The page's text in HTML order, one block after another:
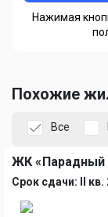
Нажимая
Похожие
Все
ЖК «Парадный
Срок сдачи: II кв.